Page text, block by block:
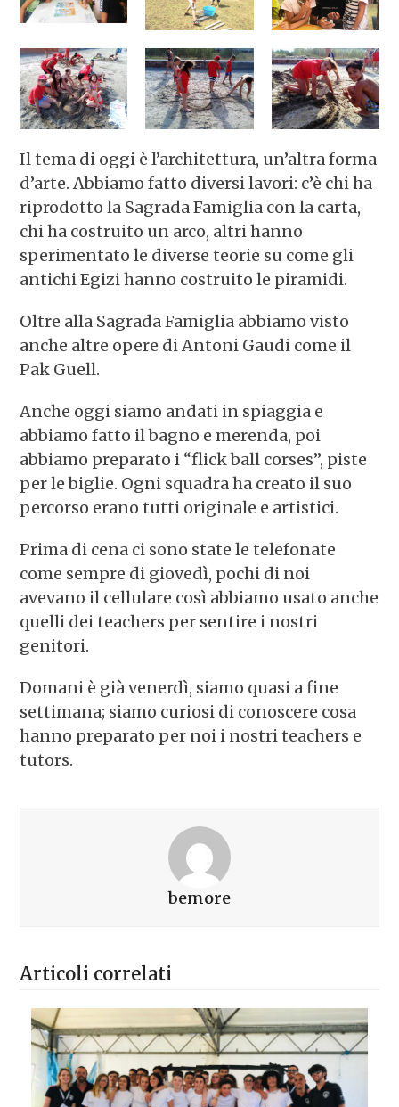
Il tema di oggi è l’architettura, un’altra forma
d’arte. Abbiamo fatto diversi lavori: c’è chi ha
riprodotto la Sagrada Famiglia con la carta,
chi ha costruito un arco, altri hanno
sperimentato le diverse teorie su come gli
antichi Egizi hanno costruito le piramidi.
Oltre alla Sagrada Famiglia abbiamo visto
anche altre opere di Antoni Gaudi come il
Pak Guell.
Anche oggi siamo andati in spiaggia e
abbiamo fatto il bagno e merenda, poi
abbiamo preparato i “flick ball corses”, piste
per le biglie. Ogni squadra ha creato il suo
percorso erano tutti originale e artistici.
Prima di cena ci sono state le telefonate
come sempre di giovedì, pochi di noi
avevano il cellulare così abbiamo usato anche
quelli dei teachers per sentire i nostri
genitori.
Domani è già venerdì, siamo quasi a fine
settimana; siamo curiosi di conoscere cosa
hanno preparato per noi i nostri teachers e
tutors.
bemore
Articoli correlati